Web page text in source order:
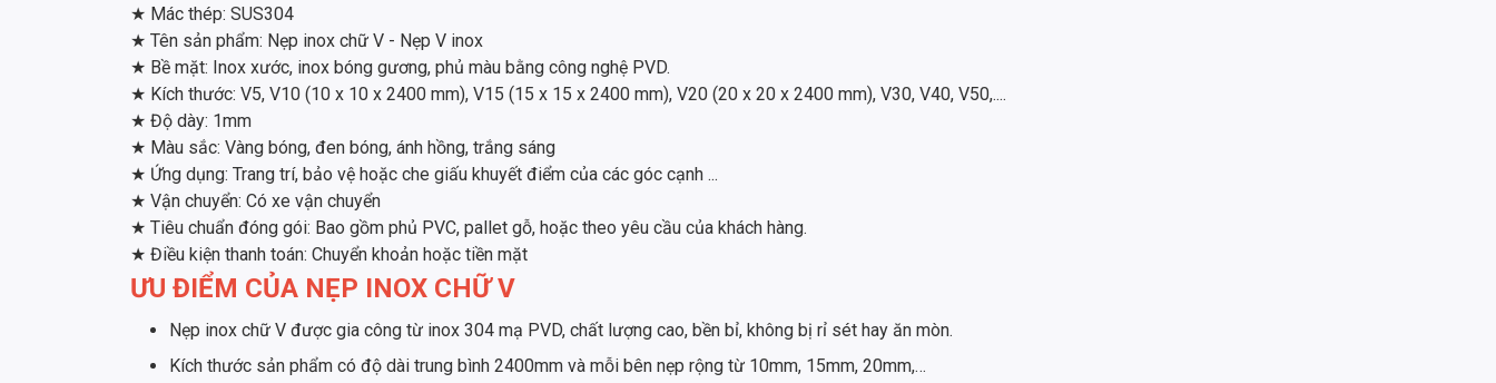
★ Mác thép: SUS304
★ Tên sản phẩm: Nẹp inox chữ V - Nẹp V inox
★ Bề mặt: Inox xước, inox bóng gương, phủ màu bằng công nghệ PVD.
★ Kích thước: V5, V10 (10 x 10 x 2400 mm), V15 (15 x 15 x 2400 mm), V20 (20 x 20 x 2400 mm), V30, V40, V50,....
★ Độ dày: 1mm
★ Màu sắc: Vàng bóng, đen bóng, ánh hồng, trắng sáng
★ Ứng dụng: Trang trí, bảo vệ hoặc che giấu khuyết điểm của các góc cạnh ...
★ Vận chuyển: Có xe vận chuyển
★ Tiêu chuẩn đóng gói: Bao gồm phủ PVC, pallet gỗ, hoặc theo yêu cầu của khách hàng.
★ Điều kiện thanh toán: Chuyển khoản hoặc tiền mặt
ƯU ĐIỂM CỦA NẸP INOX CHỮ V
Nẹp inox chữ V được gia công từ inox 304 mạ PVD, chất lượng cao, bền bỉ, không bị rỉ sét hay ăn mòn.
Kích thước sản phẩm có độ dài trung bình 2400mm và mỗi bên nẹp rộng từ 10mm, 15mm, 20mm,…